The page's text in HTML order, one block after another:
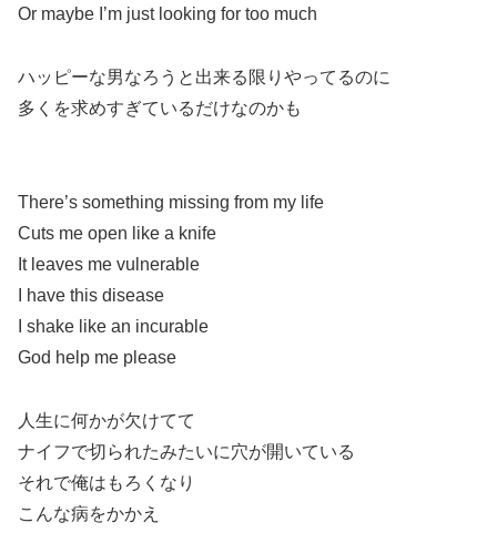
Or maybe I’m just looking for too much
ハッピーな男なろうと出来る限りやってるのに
多くを求めすぎているだけなのかも
There’s something missing from my life
Cuts me open like a knife
It leaves me vulnerable
I have this disease
I shake like an incurable
God help me please
人生に何かが欠けてて
ナイフで切られたみたいに穴が開いている
それで俺はもろくなり
こんな病をかかえ